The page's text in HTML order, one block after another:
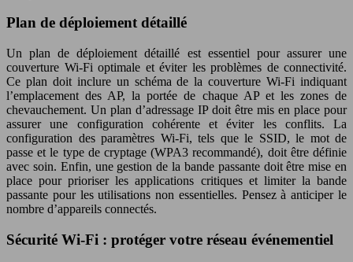
Plan de déploiement détaillé
Un plan de déploiement détaillé est essentiel pour assurer une
couverture Wi-Fi optimale et éviter les problèmes de connectivité.
Ce plan doit inclure un schéma de la couverture Wi-Fi indiquant
l’emplacement des AP, la portée de chaque AP et les zones de
chevauchement. Un plan d’adressage IP doit être mis en place pour
assurer une configuration cohérente et éviter les conflits. La
configuration des paramètres Wi-Fi, tels que le SSID, le mot de
passe et le type de cryptage (WPA3 recommandé), doit être définie
avec soin. Enfin, une gestion de la bande passante doit être mise en
place pour prioriser les applications critiques et limiter la bande
passante pour les utilisations non essentielles. Pensez à anticiper le
nombre d’appareils connectés.
Sécurité Wi-Fi : protéger votre réseau événementiel